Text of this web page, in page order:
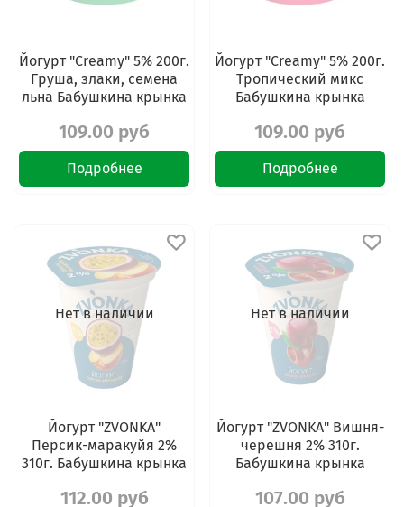
Йогурт "Creamy" 5% 200г.
Груша, злаки, семена
льна Бабушкина крынка
109.00 руб
Подробнее
Йогурт "Creamy" 5% 200г.
Тропический микс
Бабушкина крынка
109.00 руб
Подробнее
Нет в наличии
Йогурт "ZVONKA"
Персик-маракуйя 2%
310г. Бабушкина крынка
112.00 руб
Нет в наличии
Йогурт "ZVONKA" Вишня-
черешня 2% 310г.
Бабушкина крынка
107.00 руб